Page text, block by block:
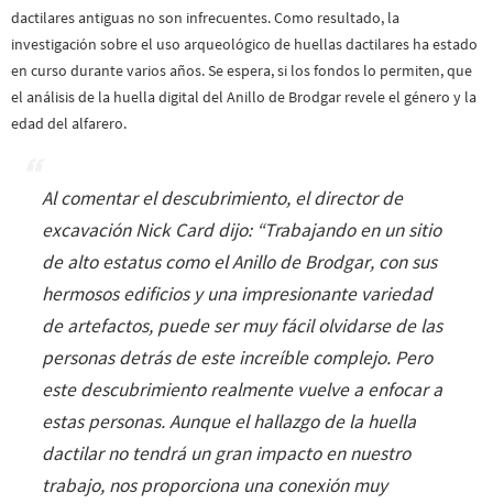
dactilares antiguas no son infrecuentes. Como resultado, la
investigación sobre el uso arqueológico de huellas dactilares ha estado
en curso durante varios años. Se espera, si los fondos lo permiten, que
el análisis de la huella digital del Anillo de Brodgar revele el género y la
edad del alfarero.
Al comentar el descubrimiento, el director de
excavación Nick Card dijo: “Trabajando en un sitio
de alto estatus como el Anillo de Brodgar, con sus
hermosos edificios y una impresionante variedad
de artefactos, puede ser muy fácil olvidarse de las
personas detrás de este increíble complejo. Pero
este descubrimiento realmente vuelve a enfocar a
estas personas.Aunque el hallazgo de la huella
dactilar no tendrá un gran impacto en nuestro
trabajo, nos proporciona una conexión muy